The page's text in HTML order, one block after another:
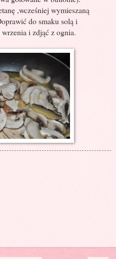
,wcześniej wymieszaną
do smaku solą i
i zdjąć z ognia.